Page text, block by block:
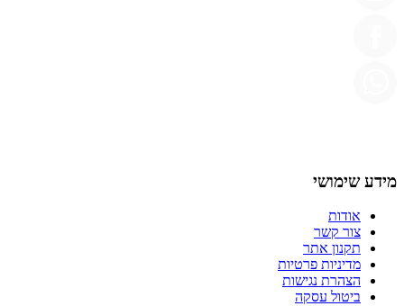
מידע שימושי
אודות
צור קשר
תקנון אתר
מדיניות פרטיות
הצהרת נגישות
ביטול עסקה